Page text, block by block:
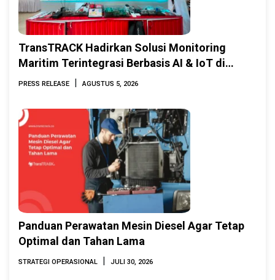
TransTRACK Hadirkan Solusi Monitoring
Maritim Terintegrasi Berbasis AI & IoT di
Indonesia Marine & Offshore Expo (IMOX)
PRESS RELEASE | AGUSTUS 5, 2026
Panduan Perawatan Mesin Diesel Agar Tetap
Optimal dan Tahan Lama
STRATEGI OPERASIONAL | JULI 30, 2026